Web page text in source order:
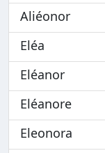
Aliéonor
Eléa
Eléanor
Eléanore
Eleonora